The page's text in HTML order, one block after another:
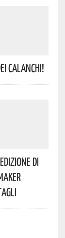
Calanchi!
Di